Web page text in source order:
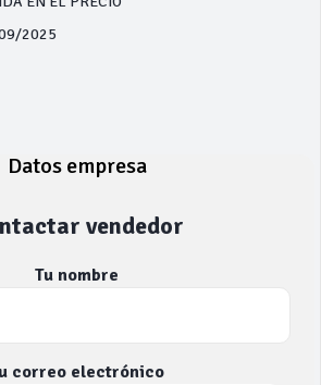
09/2025
Datos empresa
vendedor
Tu nombre
correo electrónico